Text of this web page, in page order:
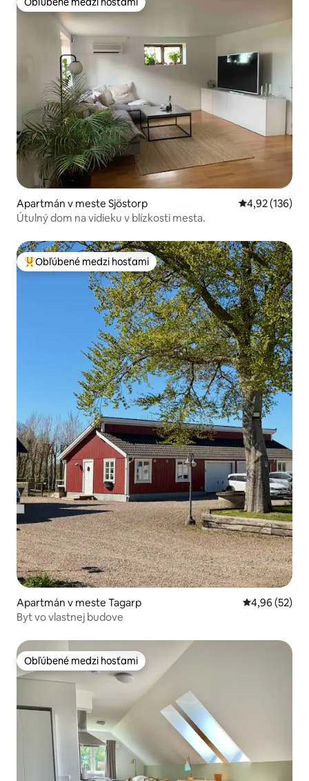
Obľúbené medzi hosťami
Apartmán v meste Sjöstorp Priemerné
4,92 (136)
Útulný dom na vidieku v blízkosti mesta.
Najobľúbenejšie medzi hosťami
Obľúbené medzi hosťami
Apartmán v meste Tagarp Priemerné
4,96 (52)
Byt vo vlastnej budove
Obľúbené medzi hosťami
Obľúbené medzi hosťami